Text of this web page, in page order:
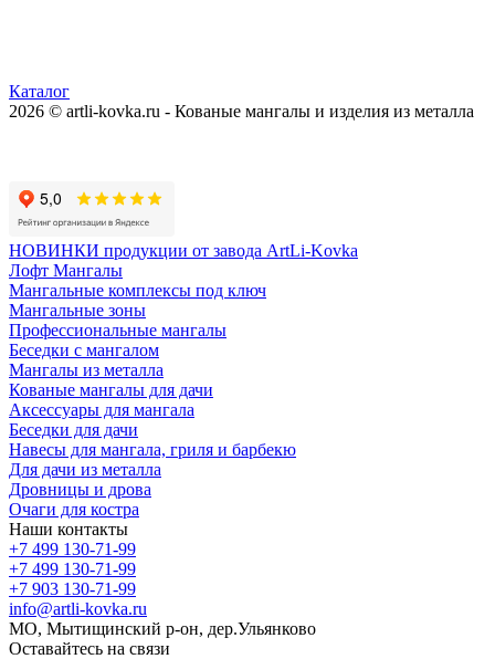
Каталог
2026 © artli-kovka.ru - Кованые мангалы и изделия из металла
НОВИНКИ продукции от завода ArtLi-Kovka
Лофт Мангалы
Мангальные комплексы под ключ
Мангальные зоны
Профессиональные мангалы
Беседки с мангалом
Мангалы из металла
Кованые мангалы для дачи
Аксессуары для мангала
Беседки для дачи
Навесы для мангала, гриля и барбекю
Для дачи из металла
Дровницы и дрова
Очаги для костра
Наши контакты
+7 499 130-71-99
+7 499 130-71-99
+7 903 130-71-99
info@artli-kovka.ru
МО, Мытищинский р-он, дер.Ульянково
Оставайтесь на связи